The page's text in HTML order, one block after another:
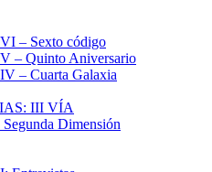
– Sexto código
– Quinto Aniversario
– Cuarta Galaxia
III VÍA
Dimensión